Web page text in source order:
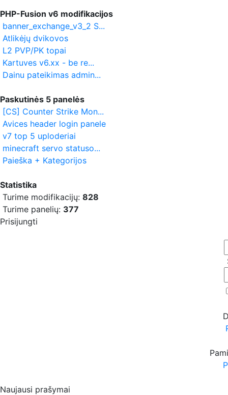
PHP-Fusion v6 modifikacijos
banner_exchange_v3_2 S...
Atlikėjų dvikovos
L2 PVP/PK topai
Kartuves v6.xx - be re...
Dainu pateikimas admin...
Paskutinės 5 panelės
[CS] Counter Strike Mon...
Avices header login panele
v7 top 5 uploderiai
minecraft servo statuso...
Paieška + Kategorijos
Statistika
Turime modifikacijų: 828
Turime panelių: 377
Prisijungti
Naujausi prašymai